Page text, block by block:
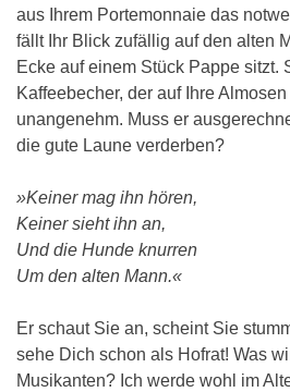
aus Ihrem Portemonnaie das
fällt Ihr Blick zufällig auf den alten
Ecke auf einem Stück Pappe sitzt.
Kaffeebecher, der auf Ihre
unangenehm. Muss er
die gute Laune verderben?
»Keiner mag ihn hören,
Keiner sieht ihn an,
Und die Hunde knurren
Um den alten Mann.«
Er schaut Sie an, scheint Sie
sehe Dich schon als Hofrat! Was
Musikanten? Ich werde wohl im